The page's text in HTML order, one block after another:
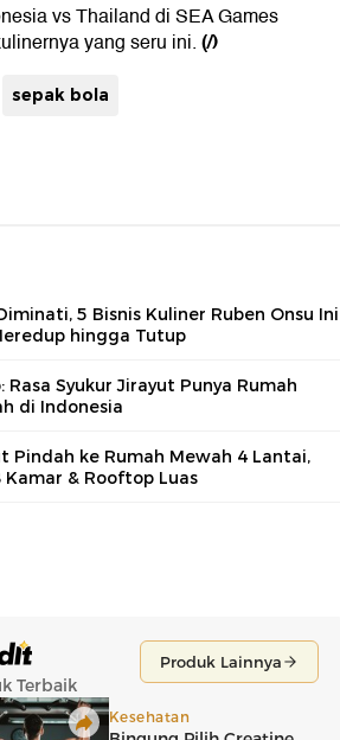
vs Thailand di SEA Games
yang seru ini.(/)
sepak bola
5 Bisnis Kuliner Ruben Onsu Ini
hingga Tutup
Rasa Syukur Jirayut Punya Rumah
di Indonesia
Pindah ke Rumah Mewah 4 Lantai,
Kamar & Rooftop Luas